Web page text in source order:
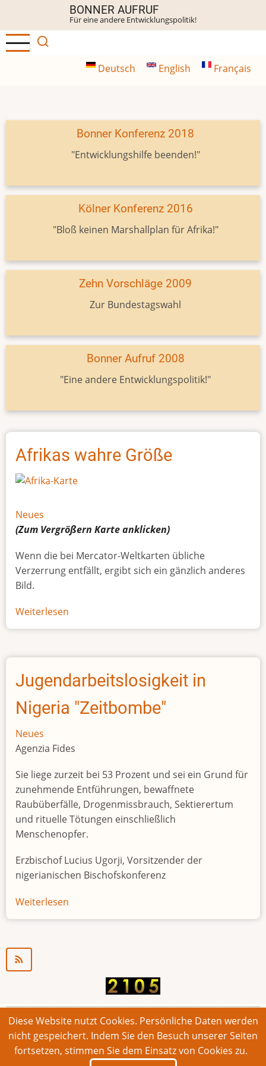
Inhalt
BONNER AUFRUF
Für eine andere Entwicklungspolitik!
Deutsch English Français
Bonner Konferenz 2018
"Entwicklungshilfe beenden!"
Kölner Konferenz 2016
"Bloß keinen Marshallplan für Afrika!"
Zehn Vorschläge 2009
Zur Bundestagswahl
Bonner Aufruf 2008
"Eine andere Entwicklungspolitik!"
Afrikas wahre Größe
Neues
(Zum Vergrößern Karteanklicken)
Wenn die bei Mercator-Weltkarten übliche
Verzerrung entfällt, ergibt sich ein gänzlich anderes
Bild.
Weiterlesen
Afrikas
Größe
Jugendarbeitslosigkeit in
Nigeria "Zeitbombe"
Neues
Agenzia Fides
Sie liege zurzeit bei 53 Prozent und sei ein Grund für
zunehmende Entführungen, bewaffnete
Raubüberfälle, Drogenmissbrauch, Sektierertum
und rituelle Tötungen einschließlich
Menschenopfer.
Erzbischof Lucius Ugorji, Vorsitzender der
nigerianischen Bischofskonferenz
Weiterlesen
Jugendarbeitslosigkeit
© 2026 Bonner Aufruf. Alle Rechte vorbehalten.
Footer
Impressum Kontakt Intern
Diese Website nutzt Cookies. Persönliche Daten werden
nicht gespeichert. Indem Sie den Besuch unserer Seiten
fortsetzen, stimmen Sie dem Einsatz von Cookies zu.